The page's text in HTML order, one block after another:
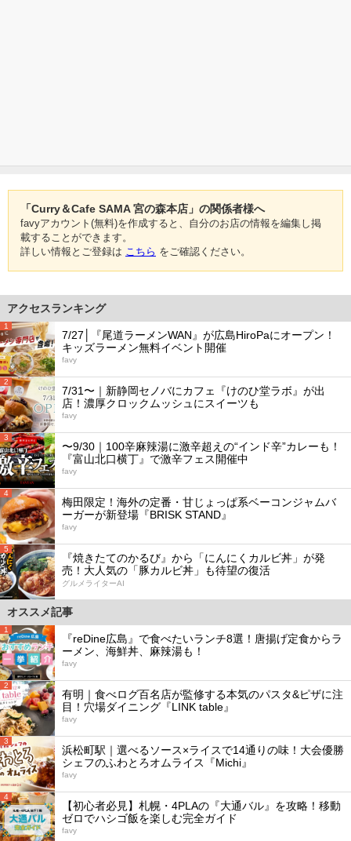
「Curry＆Cafe SAMA 宮の森本店」の関係者様へ
favyアカウント(無料)を作成すると、自分のお店の情報を編集し掲
載することができます。
詳しい情報とご登録は こちら をご確認ください。
アクセスランキング
1
7/27│『尾道ラーメンWAN』が広島HiroPaにオープン！
キッズラーメン無料イベント開催
favy
2
7/31〜｜新静岡セノバにカフェ『けのひ堂ラボ』が出
店！濃厚クロックムッシュにスイーツも
favy
3
〜9/30｜100辛麻辣湯に激辛超えの“インド辛”カレーも！
『富山北口横丁』で激辛フェス開催中
favy
4
梅田限定！海外の定番・甘じょっぱ系ベーコンジャムバ
ーガーが新登場『BRISK STAND』
favy
5
『焼きたてのかるび』から「にんにくカルビ丼」が発
売！大人気の「豚カルビ丼」も待望の復活
グルメライターAI
オススメ記事
1
『reDine広島』で食べたいランチ8選！唐揚げ定食からラ
ーメン、海鮮丼、麻辣湯も！
favy
2
有明｜食べログ百名店が監修する本気のパスタ&ピザに注
目！穴場ダイニング『LINK table』
favy
3
浜松町駅｜選べるソース×ライスで14通りの味！大会優勝
シェフのふわとろオムライス『Michi』
favy
4
【初心者必見】札幌・4PLAの『大通バル』を攻略！移動
ゼロでハシゴ飯を楽しむ完全ガイド
favy